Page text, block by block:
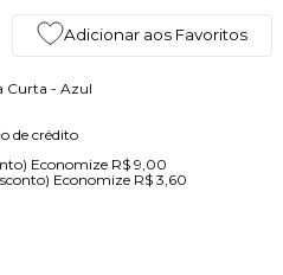
Adicionar aos Favoritos
Curta - Azul
de crédito
Economize R$ 9,00
Economize R$ 3,60